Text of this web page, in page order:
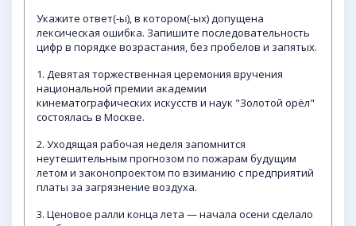
Укажите ответ(-ы), в котором(-ых) допущена
лексическая ошибка. Запишите последовательность
цифр в порядке возрастания, без пробелов и запятых.
1. Девятая торжественная церемония вручения
национальной премии академии
кинематографических искусств и наук "Золотой орёл"
состоялась в Москве.
2. Уходящая рабочая неделя запомнится
неутешительным прогнозом по пожарам будущим
летом и законопроектом по взиманию с предприятий
платы за загрязнение воздуха.
3. Ценовое ралли конца лета — начала осени сделало